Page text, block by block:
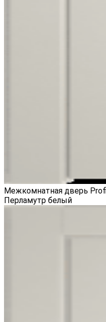
Межкомнатная дверь
Перламутр белый